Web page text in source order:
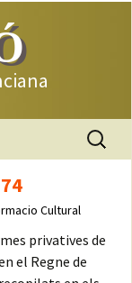
Buscar:
Cultural
privatives de
el Regne de